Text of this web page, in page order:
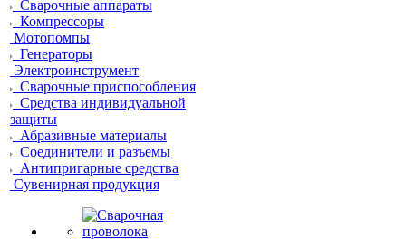
Сварочные аппараты
Компрессоры
Мотопомпы
Генераторы
Электроинструмент
Сварочные приспособления
Средства индивидуальной
защиты
Абразивные материалы
Соединители и разъемы
Антипригарные средства
Сувенирная продукция